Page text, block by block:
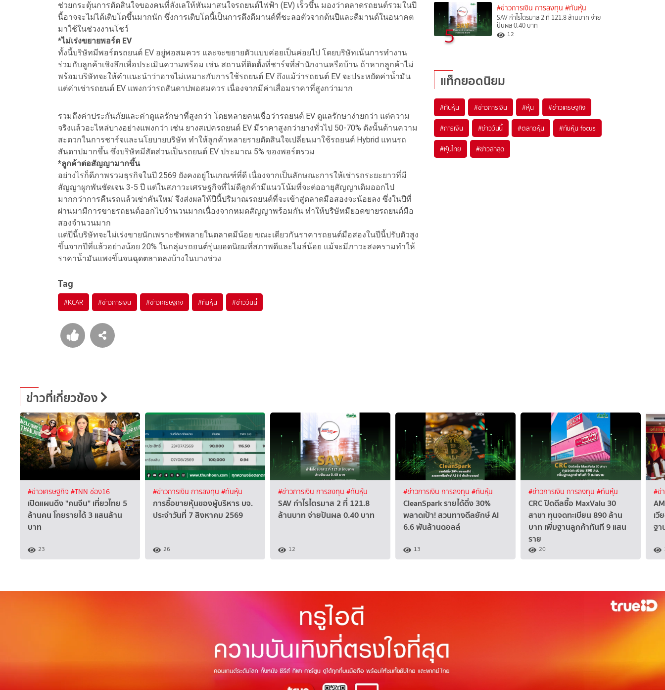
ช่วยกระตุ้นการตัดสินใจของคนที่ลังเลให้หันมาสนใจรถยนต์ไฟฟ้า (EV) เร็วขึ้น มองว่าตลาดรถยนต์รวมในปี
นี้อาจจะไม่ได้เติบโตขึ้นมากนัก ซึ่งการเติบโตนี้เป็นการดึงดีมานด์ที่ชะลอตัวจากต้นปีและดีมานด์ในอนาคต
มาใช้ในช่วงงานโชว์
*ไม่เร่งขยายพอร์ต EV
ทั้งนี้บริษัทมีพอร์ตรถยนต์ EV อยู่พอสมควร และจะขยายตัวแบบค่อยเป็นค่อยไป โดยบริษัทเน้นการทำงาน
ร่วมกับลูกค้าเชิงลึกเพื่อประเมินความพร้อม เช่น สถานที่ติดตั้งที่ชาร์จที่สำนักงานหรือบ้าน ถ้าหากลูกค้าไม่
พร้อมบริษัทจะให้คำแนะนำว่าอาจไม่เหมาะกับการใช้รถยนต์ EV ถึงแม้ว่ารถยนต์ EV จะประหยัดค่าน้ำมัน
แต่ค่าเช่ารถยนต์ EV แพงกว่ารถสันดาปพอสมควร เนื่องจากมีค่าเสื่อมราคาที่สูงกว่ามาก
รวมถึงค่าประกันภัยและค่าดูแลรักษาที่สูงกว่า โดยหลายคนเชื่อว่ารถยนต์ EV ดูแลรักษาง่ายกว่า แต่ความ
จริงแล้วอะไหล่บางอย่างแพงกว่า เช่น ยางสเปครถยนต์ EV มีราคาสูงกว่ายางทั่วไป 50-70% ดังนั้นด้านความ
สะดวกในการชาร์จและนโยบายบริษัท ทำให้ลูกค้าหลายรายตัดสินใจเปลี่ยนมาใช้รถยนต์ Hybrid แทนรถ
สันดาปมากขึ้น ซึ่งบริษัทมีสัดส่วนเป็นรถยนต์ EV ประมาณ 5% ของพอร์ตรวม
*ลูกค้าต่อสัญญามากขึ้น
อย่างไรก็ดีภาพรวมธุรกิจในปี 2569 ยังคงอยู่ในเกณฑ์ที่ดี เนื่องจากเป็นลักษณะการให้เช่ารถระยะยาวที่มี
สัญญาผูกพันชัดเจน 3-5 ปี แต่ในสภาวะเศรษฐกิจที่ไม่ดีลูกค้ามีแนวโน้มที่จะต่ออายุสัญญาเดิมออกไป
มากกว่าการคืนรถแล้วเช่าคันใหม่ จึงส่งผลให้ปีนี้ปริมาณรถยนต์ที่จะเข้าสู่ตลาดมือสองจะน้อยลง ซึ่งในปีที่
ผ่านมามีการขายรถยนต์ออกไปจำนวนมากเนื่องจากหมดสัญญาพร้อมกัน ทำให้บริษัทมียอดขายรถยนต์มือ
สองจำนวนมาก
แต่ปีนี้บริษัทจะไม่เร่งขายนักเพราะซัพพลายในตลาดมีน้อย ขณะเดียวกันราคารถยนต์มือสองในปีนี้ปรับตัวสูง
ขึ้นจากปีที่แล้วอย่างน้อย 20% ในกลุ่มรถยนต์รุ่นยอดนิยมที่สภาพดีและไมล์น้อย แม้จะมีภาวะสงครามทำให้
ราคาน้ำมันแพงขึ้นจนฉุดตลาดลงบ้างในบางช่วง
Tag
#KCAR #ข่าวการเงิน #ข่าวเศรษฐกิจ #ทันหุ้น #ข่าววันนี้
5
#ข่าวการเงิน การลงทุน #ทันหุ้น
SAV กำไรไตรมาส 2 ที่ 121.8 ล้านบาท จ่าย
ปันผล 0.40 บาท
12
แท็กยอดนิยม
#ทันหุ้น #ข่าวการเงิน #หุ้น #ข่าวเศรษฐกิจ
#การเงิน #ข่าววันนี้ #ตลาดหุ้น #ทันหุ้น focus
#หุ้นไทย #ข่าวล่าสุด
ข่าวที่เกี่ยวข้อง
#ข่าวเศรษฐกิจ #TNN ช่อง16
เปิดแผนดึง "คนจีน" เที่ยวไทย 5
ล้านคน โกยรายได้ 3 แสนล้าน
บาท
23
#ข่าวการเงิน การลงทุน #ทันหุ้น
การซื้อขายหุ้นของผู้บริหาร บจ.
ประจำวันที่ 7 สิงหาคม 2569
26
#ข่าวการเงิน การลงทุน #ทันหุ้น
SAV กำไรไตรมาส 2 ที่ 121.8
ล้านบาท จ่ายปันผล 0.40 บาท
12
#ข่าวการเงิน การลงทุน #ทันหุ้น
CleanSpark รายได้ดิ่ง 30%
พลาดเป้า! สวนทางดีลยักษ์ AI
6.6 พันล้านดอลล์
13
#ข่าวการเงิน การลงทุน #ทันหุ้น
CRC ปิดดีลซื้อ MaxValu 30
สาขา ทุนจดทะเบียน 890 ล้าน
บาท เพิ่มฐานลูกค้าทันที 9 แสน
ราย
20
#ข่
เ
ฐ